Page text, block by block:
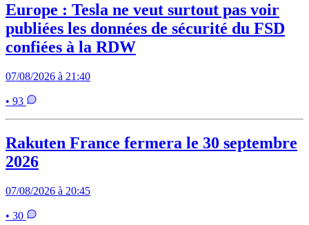
Europe : Tesla ne veut surtout pas voir
publiées les données de sécurité du FSD
confiées à la RDW
07/08/2026 à 21:40
• 93
Rakuten France fermera le 30 septembre
2026
07/08/2026 à 20:45
• 30